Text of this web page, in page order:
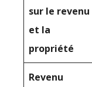
sur le revenu
et la
propriété
Revenu